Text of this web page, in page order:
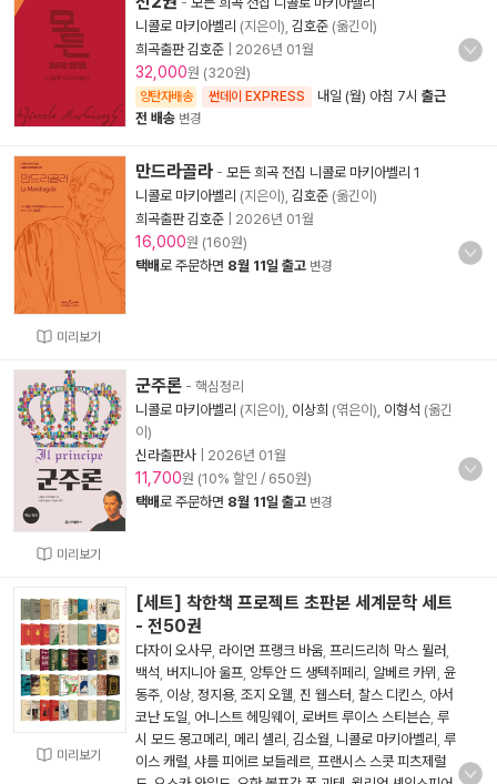
니콜로 마키아벨리 (지은이), 김호준 (옮긴이)
희곡출판 김호준
2026년 01월
32,000원 (320원)
양탄자배송 썬데이 EXPRESS 내일 (월) 아침 7시 출근
전 배송 변경
미리보기
만드라골라 - 모든 희곡 전집 니콜로 마키아벨리 1
니콜로 마키아벨리 (지은이), 김호준 (옮긴이)
희곡출판 김호준
2026년 01월
16,000원 (160원)
택배로 주문하면 8월 11일 출고 변경
미리보기
군주론 - 핵심정리
니콜로 마키아벨리 (지은이), 이상희 (엮은이), 이형석 (옮긴
이)
신라출판사
2026년 01월
11,700원 (10% 할인 / 650원)
택배로 주문하면 8월 11일 출고 변경
미리보기
[세트] 착한책 프로젝트 초판본 세계문학 세트
- 전50권
다자이 오사무 라이먼 프랭크 바움 프리드리히 막스 뮐러
백석 버지니아 울프 앙투안 드 생텍쥐페리 알베르 카뮈 윤
동주 이상 정지용, 조지 오웰 진 웹스터 찰스 디킨스 아서
코난 도일 어니스트 헤밍웨이 로버트 루이스 스티븐슨 루
시 모드 몽고메리
메리 셸리 김소월 니콜로 마키아벨리 루
이스 캐럴 샤를 피에르 보들레르 프랜시스 스콧 피츠제럴